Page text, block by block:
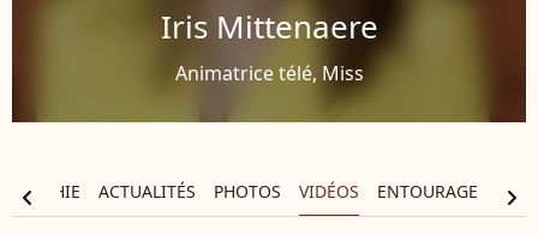
Iris Mittenaere
Animatrice télé, Miss
ACTUALITÉS PHOTOS VIDÉOS ENTOURAGE
chevron_left chevron_right